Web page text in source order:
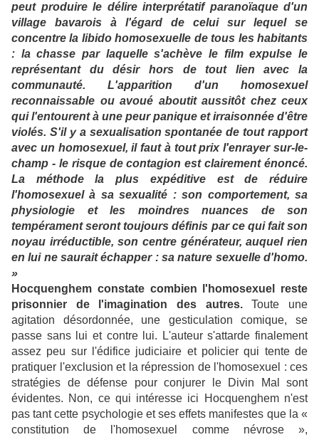
peut produire le délire interprétatif paranoïaque d'un
village bavarois à l'égard de celui sur lequel se
concentre la libido homosexuelle de tous les habitants
: la chasse par laquelle s'achève le film expulse le
représentant du désir hors de tout lien avec la
communauté. L'apparition d'un homosexuel
reconnaissable ou avoué aboutit aussitôt chez ceux
qui l'entourent à une peur panique et irraisonnée d'être
violés. S'il y a sexualisation spontanée de tout rapport
avec un homosexuel, il faut à tout prix l'enrayer sur-le-
champ - le risque de contagion est clairement énoncé.
La méthode la plus expéditive est de réduire
l'homosexuel à sa sexualité : son comportement, sa
physiologie et les moindres nuances de son
tempérament seront toujours définis par ce qui fait son
noyau irréductible, son centre générateur, auquel rien
en lui ne saurait échapper : sa nature sexuelle d'homo.
»
Hocquenghem constate combien l'homosexuel reste
prisonnier de l'imagination des autres.Toute une
agitation désordonnée, une gesticulation comique, se
passe sans lui et contre lui. L'auteur s'attarde finalement
assez peu sur l'édifice judiciaire et policier qui tente de
pratiquer l'exclusion et la répression de l'homosexuel : ces
stratégies de défense pour conjurer le Divin Mal sont
évidentes. Non, ce qui intéresse ici Hocquenghem n'est
pas tant cette psychologie et ses effets manifestes que la «
constitution de l'homosexuel comme névrose »,